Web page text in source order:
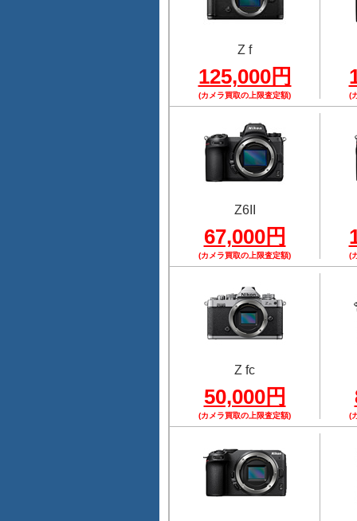
Z f
125,000円
(カメラ買取の上限査定額) (
Z6II
67,000円
(カメラ買取の上限査定額) (
Z fc
50,000円
(カメラ買取の上限査定額) (